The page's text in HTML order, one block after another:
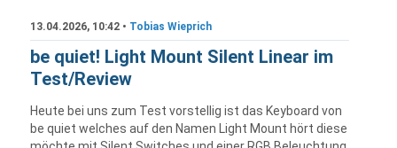
13.04.2026, 10:42 • Tobias Wieprich
be quiet! Light Mount Silent Linear im
Test/Review
Heute bei uns zum Test vorstellig ist das Keyboard von
be quiet welches auf den Namen Light Mount hört diese